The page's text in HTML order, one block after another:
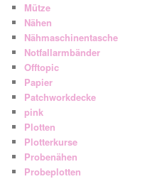
Mütze
Nähen
Nähmaschinentasche
Notfallarmbänder
Offtopic
Papier
Patchworkdecke
pink
Plotten
Plotterkurse
Probenähen
Probeplotten